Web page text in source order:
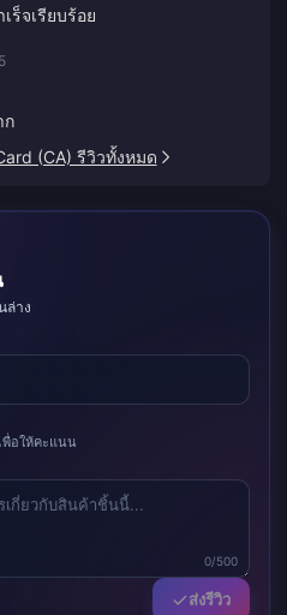
ร็จเรียบร้อย
ก
(CA) รีวิวทั้งหมด
ล่าง
พื่อให้คะแนน
0/500
ส่งรีวิว